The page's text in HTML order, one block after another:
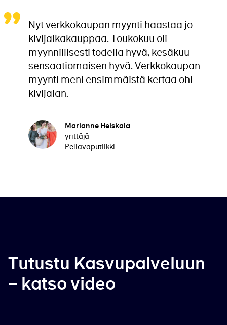
Nyt verkkokaupan myynti haastaa jo
kivijalkakauppaa. Toukokuu oli
myynnillisesti todella hyvä, kesäkuu
sensaatiomaisen hyvä. Verkkokaupan
myynti meni ensimmäistä kertaa ohi
kivijalan.
Marianne Heiskala
yrittäjä
Pellavaputiikki
Tutustu Kasvupalveluun
– katso video